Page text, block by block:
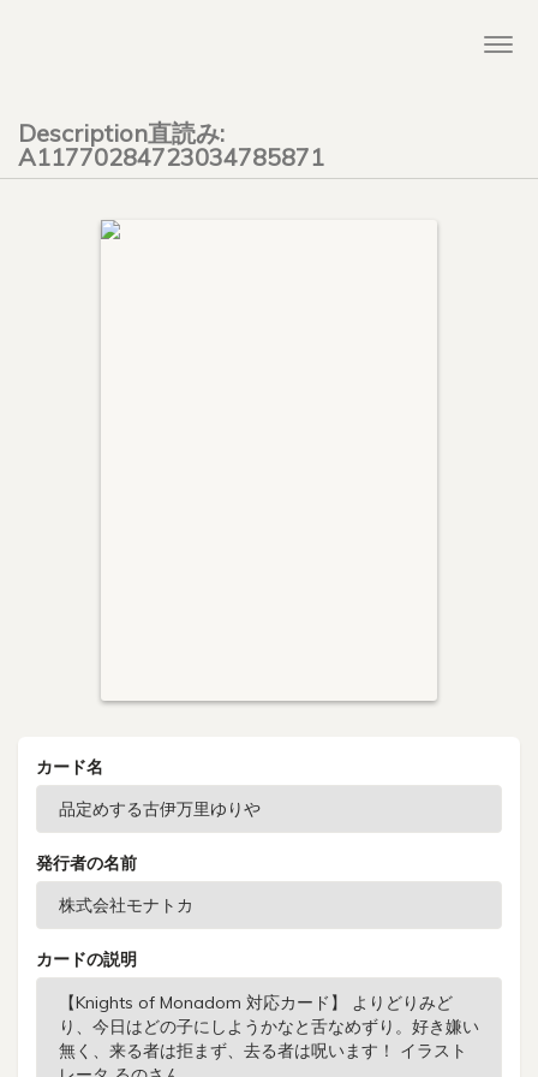
Description直読み:
A11770284723034785871
カード名
発行者の名前
カードの説明